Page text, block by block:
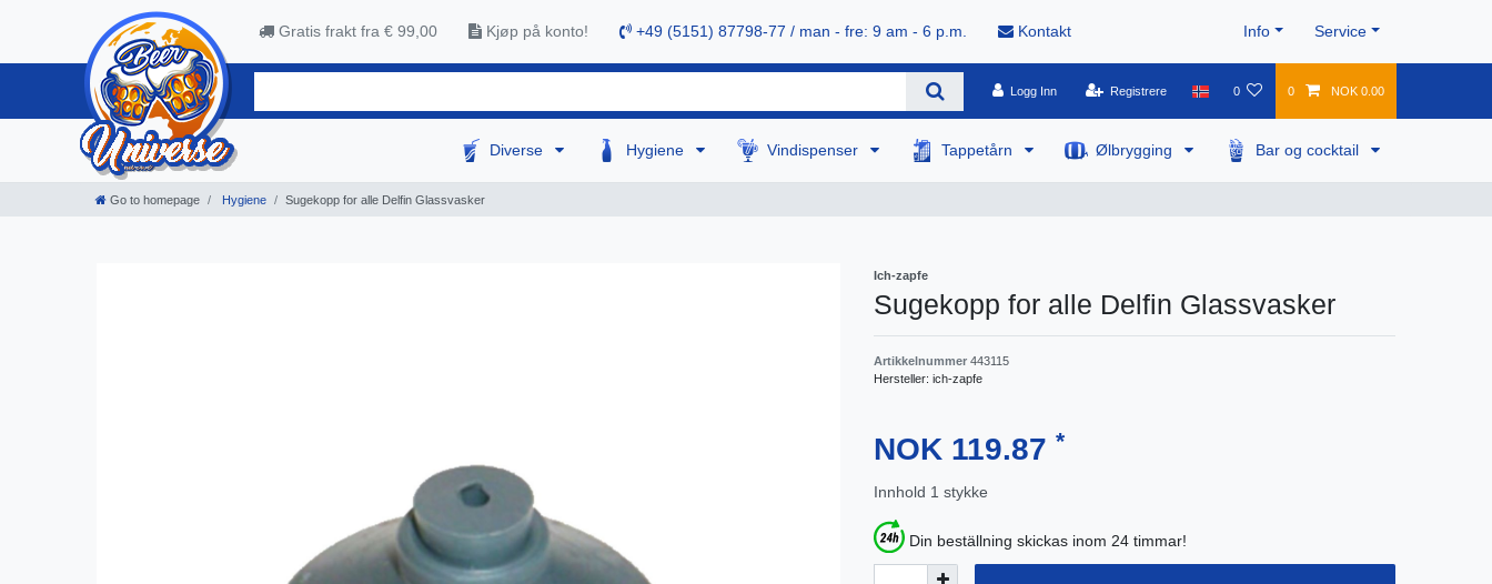
Gratis frakt fra € 99,00 Kjøp på konto! +49 (5151) 87798-77 / man - fre: 9 am - 6 p.m. Kontakt Info Service
Logg Inn Registrere 0 0 NOK 0.00
Diverse Hygiene Vindispenser Tappetårn Ølbrygging Bar og cocktail
Go to homepage Hygiene Sugekopp for alle Delfin Glassvasker
Ich-zapfe
Sugekopp for alle Delfin Glassvasker
Artikkelnummer 443115
Hersteller: ich-zapfe
NOK 119.87 *
Innhold 1 stykke
Din beställning skickas inom 24 timmar!